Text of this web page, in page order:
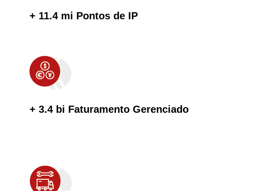
+ 11.4 mi Pontos de IP
+ 3.4 bi Faturamento Gerenciado